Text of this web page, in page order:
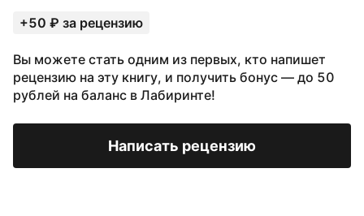
+50 ₽ за рецензию
Вы можете стать одним из первых, кто напишет
рецензию на эту книгу, и получить бонус — до 50
рублей на баланс в Лабиринте!
Написать рецензию